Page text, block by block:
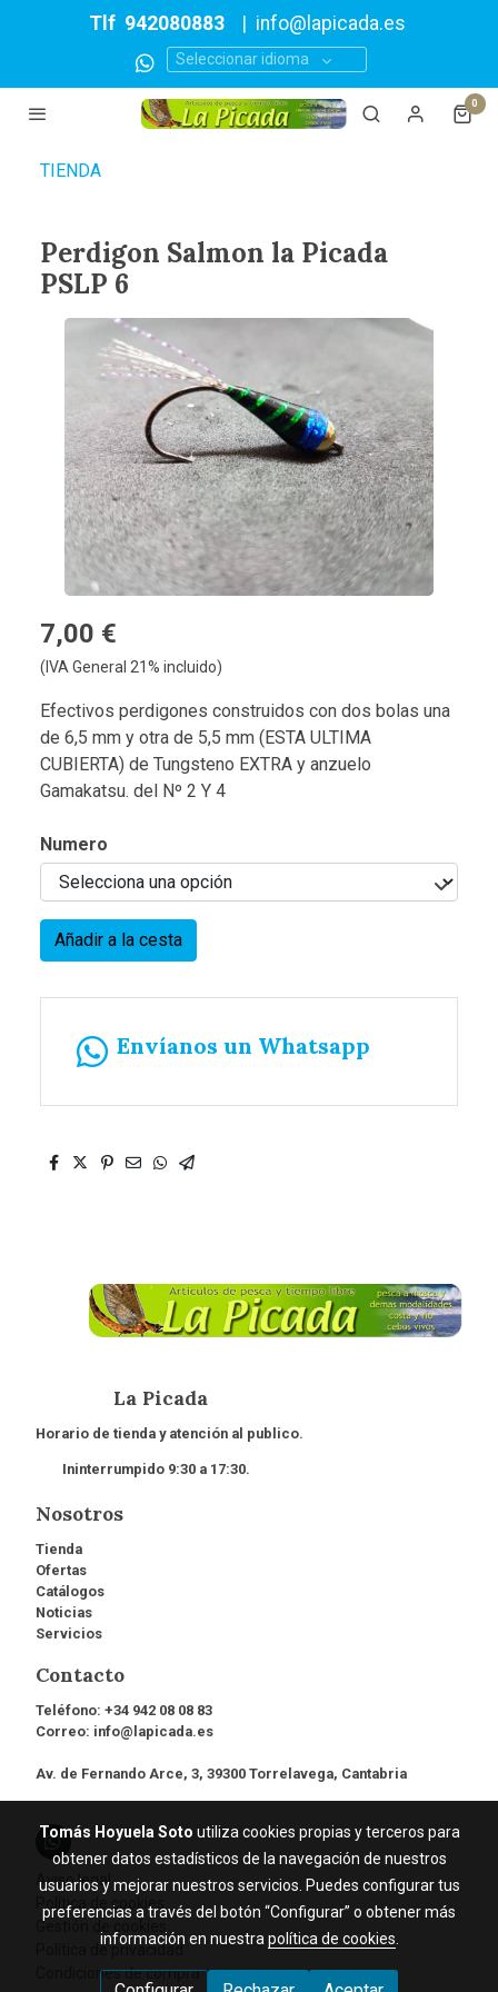
Tlf 942080883 info@lapicada.es
Seleccionar idioma
0
TIENDA
Perdigon Salmon la Picada
PSLP 6
7,00 €
(IVA General 21% incluido)
Efectivos perdigones construidos con dos bolas una
de 6,5 mm y otra de 5,5 mm (ESTA ULTIMA
CUBIERTA) de Tungsteno EXTRA y anzuelo
Gamakatsu. del Nº 2 Y 4
Numero
Añadir a la cesta
Envíanos un Whatsapp
La Picada
Horario de tienda y atención al publico.
Ininterrumpido 9:30 a 17:30.
Nosotros
Tienda
Ofertas
Catálogos
Noticias
Servicios
Contacto
Teléfono: +34 942 08 08 83
Correo: info@lapicada.es
Av. de Fernando Arce, 3, 39300 Torrelavega, Cantabria
Aviso legal
Política de cookies
Gestión de cookies
Política de privacidad
Condiciones de compra
Tomás Hoyuela Soto utiliza cookies propias y terceros para
obtener datos estadísticos de la navegación de nuestros
usuarios y mejorar nuestros servicios. Puedes configurar tus
preferencias a través del botón “Configurar” o obtener más
información en nuestra política de cookies